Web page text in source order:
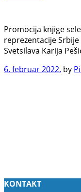
Promocija knjige
reprezentacije
Svetsilava Karija
6. februar 2022. by
KONTAKT